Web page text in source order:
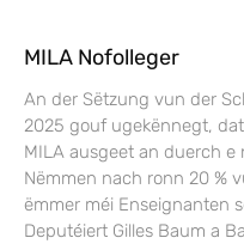
MILA Nofolleger
An der Sëtzung vun der
2025 gouf ugekënnegt,
MILA ausgeet an duerch
Nëmmen nach ronn 20 %
ëmmer méi Enseignanten
Deputéiert Gilles Baum a